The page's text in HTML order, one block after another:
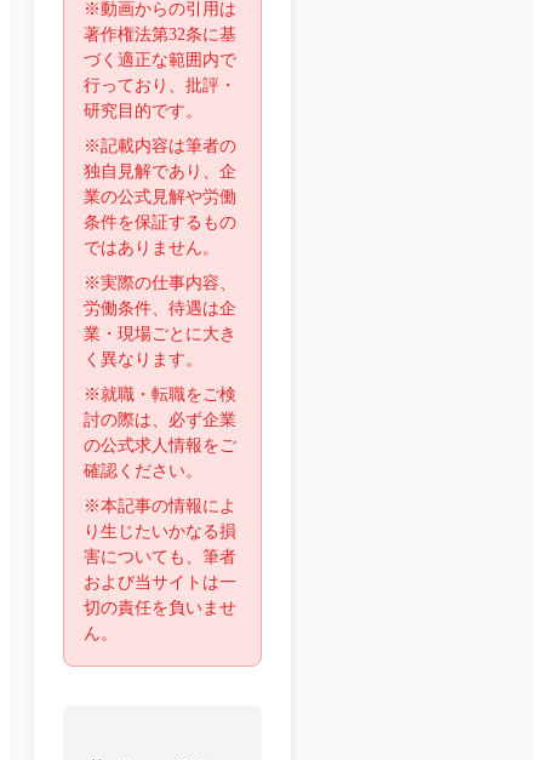
※動画からの引用は
著作権法第32条に基
づく適正な範囲内で
行っており、批評・
研究目的です。
※記載内容は筆者の
独自見解であり、企
業の公式見解や労働
条件を保証するもの
ではありません。
※実際の仕事内容、
労働条件、待遇は企
業・現場ごとに大き
く異なります。
※就職・転職をご検
討の際は、必ず企業
の公式求人情報をご
確認ください。
※本記事の情報によ
り生じたいかなる損
害についても、筆者
および当サイトは一
切の責任を負いませ
ん。